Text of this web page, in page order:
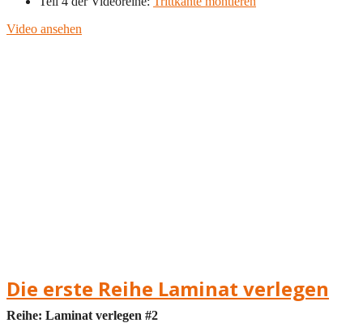
Video ansehen
Die erste Reihe Laminat verlegen
Reihe: Laminat verlegen #2